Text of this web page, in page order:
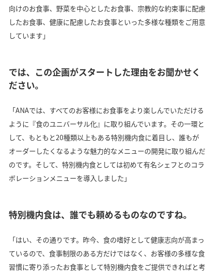
向けのお食事、野菜を中心としたお食事、宗教的な約束事に配慮
したお食事、健康に配慮したお食事といった多様な種類をご用意
しています」
では、この企画がスタートした理由をお聞かせく
ださい。
「ANAでは、すべてのお客様にお食事をより楽しんでいただける
ように『食のユニバーサル化』に取り組んでいます。その一環と
して、もともと20種類以上もある特別機内食に着目し、誰もが
オーダーしたくなるような魅力的なメニューの開発に取り組んだ
のです。そして、特別機内食としては初めて有名シェフとのコラ
ボレーションメニューを導入しました」
特別機内食は、誰でも頼めるものなのですね。
「はい、その通りです。昨今、食の嗜好として健康志向が高まっ
ているので、食事制限のある方だけではなく、お客様の多様な食
習慣に寄り添ったお食事として特別機内食をご提供できればと考